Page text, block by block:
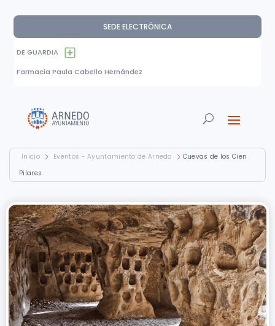
SEDE ELECTRÓNICA
DE GUARDIA
Farmacia Paula Cabello Hernández
Inicio Eventos - Ayuntamiento de Arnedo
Cuevas de los Cien
Pilares